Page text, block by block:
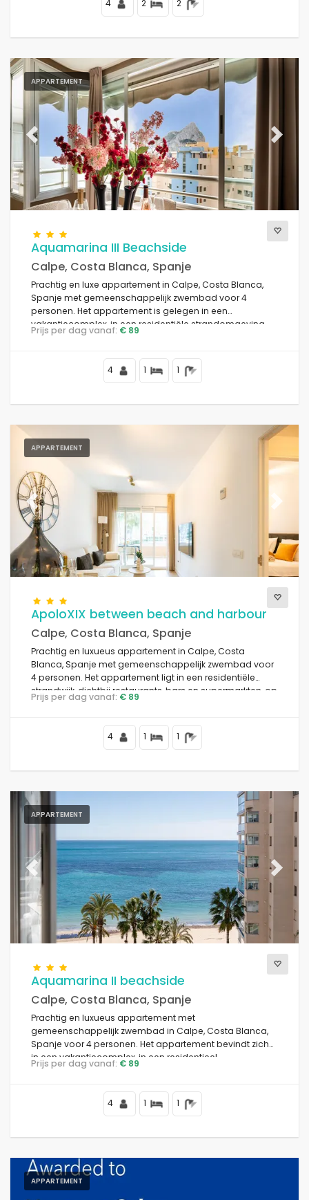
4 2 2
APPARTEMENT
Previous Next
Aquamarina III Beachside
Calpe, Costa Blanca, Spanje
Prachtig en luxe appartement in Calpe, Costa Blanca,
Spanje met gemeenschappelijk zwembad voor 4
personen. Het appartement is gelegen in een
vakantiecomplex, in een residentiële strandomgeving,
dicht bij restaurants en bars, winkels en supermarkten,
meter van de Middellandse Zee.
Prijs per dag vanaf: € 89
4 1 1
APPARTEMENT
Previous Next
ApoloXIX between beach and harbour
Calpe, Costa Blanca, Spanje
Prachtig en luxueus appartement in Calpe, Costa
Blanca, Spanje met gemeenschappelijk zwembad voor
4 personen. Het appartement ligt in een residentiële
strandwijk, dichtbij restaurants, bars en supermarkten, op
1 km van het strand Playa de la Fosa en 0,5 km van de
Prijs per dag vanaf: € 89
4 1 1
APPARTEMENT
Previous Next
Aquamarina II beachside
Calpe, Costa Blanca, Spanje
Prachtig en luxueus appartement met
gemeenschappelijk zwembad in Calpe, Costa Blanca,
Spanje voor 4 personen. Het appartement bevindt zich
in een vakantiecomplex, in een residentieel
strandgebied, dicht bij restaurants en bars, winkels en
van de Middellandse Zee.
Prijs per dag vanaf: € 89
4 1 1
APPARTEMENT